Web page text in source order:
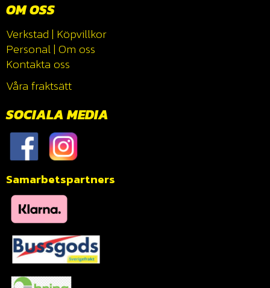
OM OSS
Verkstad | Köpvillkor
Personal| Om oss
Kontakta oss
Våra fraktsätt
SOCIALA MEDIA
Samarbetspartners